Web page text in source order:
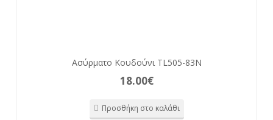
Ασύρματο Κουδούνι TL505-83N
18.00€
Προσθήκη στο καλάθι